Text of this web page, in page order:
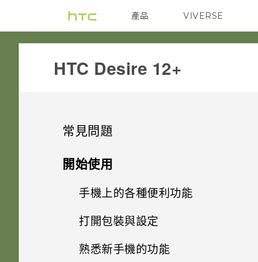
產品
VIVE G REIGNS
VIVERSE
HTC Desire 12+‎
常見問題
無線與網路
如何將手機的網際網路連線分享
國家的本國網路內使用？
系統效能
手機異常過熱或溫度過高時該怎
電源與充電
Doze 模式如何節省電池電力？
應用程式
開始使用
手機上的各種便利功能
Android 8.0
完全個人專屬
打開包裝與設定
初次設定手機
熟悉新手機的功能